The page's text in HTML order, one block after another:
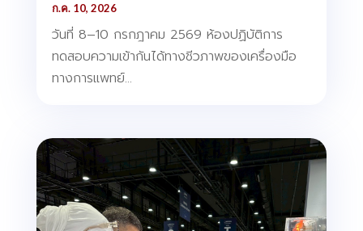
ก.ค. 10, 2026
วันที่ 8–10 กรกฎาคม 2569 ห้องปฏิบัติการ
ทดสอบความเข้ากันได้ทางชีวภาพของเครื่องมือ
ทางการแพทย์...